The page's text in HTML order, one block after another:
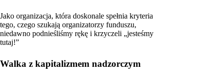
Jako organizacja, która doskonale spełnia kryteria
tego, czego szukają organizatorzy funduszu,
niedawno podnieśliśmy rękę i krzyczeli „jesteśmy
tutaj!”
Walka z kapitalizmem nadzorczym